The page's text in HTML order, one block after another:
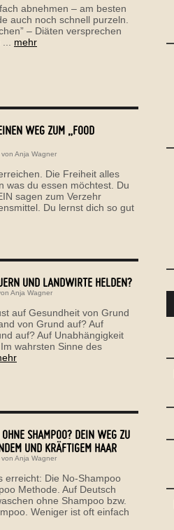
abnehmen – am besten
auch noch schnell purzeln.
– Diäten versprechen
... mehr
WEG ZUM „FOOD
von Anja Wagner
Die Freiheit alles
was du essen möchtest. Du
sagen zum Verzehr
Du lernst dich so gut
UND LANDWIRTE HELDEN?
Anja Wagner
auf Gesundheit von Grund
von Grund auf? Auf
auf? Auf Unabhängigkeit
wahrsten Sinne des
SHAMPOO? DEIN WEG ZU
UND KRÄFTIGEM HAAR
von Anja Wagner
erreicht: Die No-Shampoo
Methode. Auf Deutsch
ohne Shampoo bzw.
Weniger ist oft einfach